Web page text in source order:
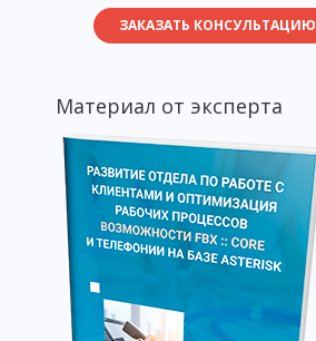
ЗАКАЗАТЬ КОНСУЛЬТАЦИЮ
Материал от эксперта